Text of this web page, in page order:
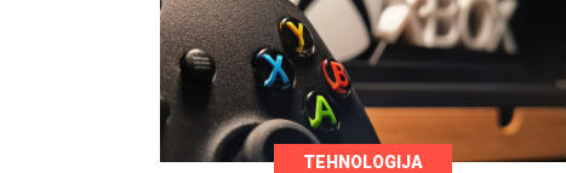
TEHNOLOGIJA